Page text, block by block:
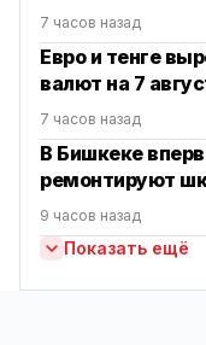
7 часов назад
Евро и тенге
валют на 7
7 часов назад
В Бишкеке
ремонтируют
9 часов назад
Показать ещё